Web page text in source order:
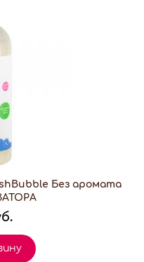
Без аромата